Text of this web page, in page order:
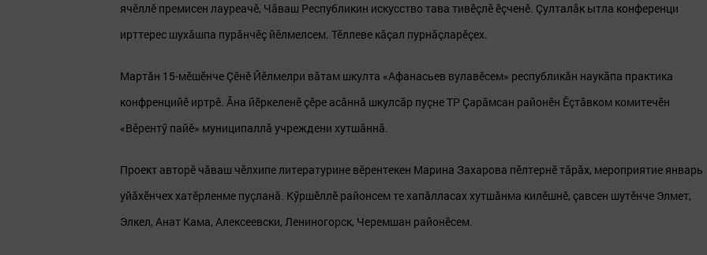
ячӗллӗ премисен лауреачӗ, Чăваш Республикин искусство тава тивӗçлӗ ӗçченӗ. Çулталăк ытла конференци
ирттерес шухăшпа пурăнчӗç йӗлмелсем. Тӗллеве кăçал пурнăçларӗçех.
Мартăн 15-мӗшӗнче Çӗнӗ Йӗлмелри вăтам шкулта «Афанасьев вулавӗсем» республикăн наукăпа практика
конфренцийӗ иртрӗ. Ăна йӗркеленӗ çӗре асăннă шкулсăр пуçне ТР Çарăмсан районӗн Ӗçтăвком комитечӗн
«Вӗрентӳ пайӗ» муниципаллă учреждени хутшăннă.
Проект авторӗ чăваш чӗлхипе литературине вӗрентекен Марина Захарова пӗлтернӗ тăрăх, мероприятие январь
уйăхӗнчех хатӗрленме пуçланă. Кӳршӗллӗ районсем те хапăлласах хутшăнма килӗшнӗ, çавсен шутӗнче Элмет,
Элкел, Анат Кама, Алексеевски, Лениногорск, Черемшан районӗсем.